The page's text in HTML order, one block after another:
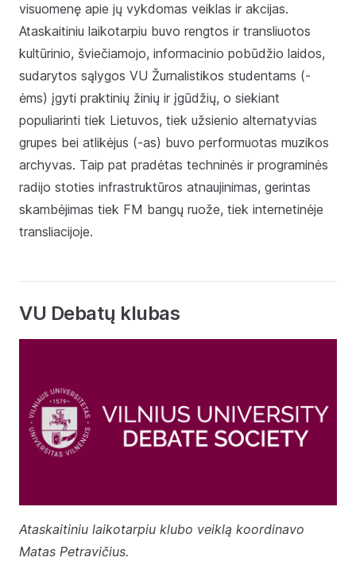
visuomenę apie jų vykdomas veiklas ir akcijas.
Ataskaitiniu laikotarpiu buvo rengtos ir transliuotos
kultūrinio, šviečiamojo, informacinio pobūdžio laidos,
sudarytos sąlygos VU Žurnalistikos studentams (-
ėms) įgyti praktinių žinių ir įgūdžių, o siekiant
populiarinti tiek Lietuvos, tiek užsienio alternatyvias
grupes bei atlikėjus (-as) buvo performuotas muzikos
archyvas. Taip pat pradėtas techninės ir programinės
radijo stoties infrastruktūros atnaujinimas, gerintas
skambėjimas tiek FM bangų ruože, tiek internetinėje
transliacijoje.
VU Debatų klubas
Ataskaitiniu laikotarpiu klubo veiklą koordinavo
Matas Petravičius.